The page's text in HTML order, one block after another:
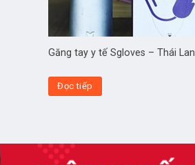
Găng tay y tế Sgloves – Thái Lan
Đọc tiếp